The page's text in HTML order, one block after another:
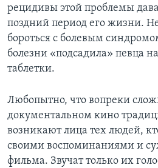
рецидивы этой проблемы
поздний период его жизни.
бороться с болевым
болезни «подсадила» певца
таблетки.
Любопытно, что вопреки
документальном кино
возникают лица тех людей,
своими воспоминаниями и
фильма. Звучат только их